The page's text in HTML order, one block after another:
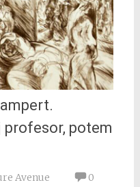
profesor, potem
Avenue
0